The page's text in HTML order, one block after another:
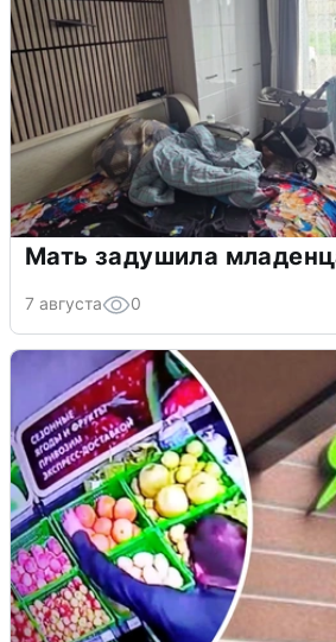
Мать задушила
7 августа 0